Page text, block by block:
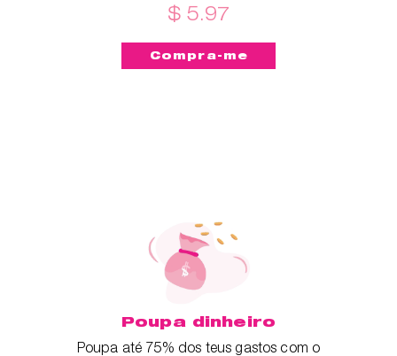
$ 5.97
Poupa dinheiro
Poupa até 75% dos teus gastos com o